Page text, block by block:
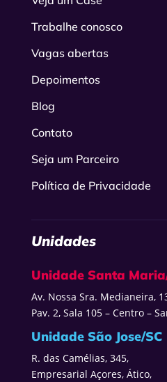
Trabalhe conosco
Vagas abertas
Depoimentos
Blog
Contato
Seja um Parceiro
Política de Privacidade
Unidades
Unidade Santa
Av. Nossa Sra. Medianeira,
Pav. 2, Sala 105 – Centro –
Unidade São Jose/SC
R. das Camélias, 345,
Empresarial Açores, Ático,